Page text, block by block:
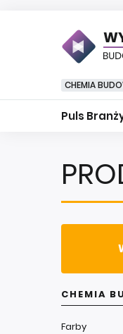
CHEMIA
Puls
CHEMIA
Farby